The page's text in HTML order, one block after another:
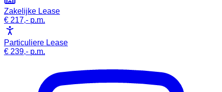
Zakelijke Lease
€ 217,- p.m.
Particuliere Lease
€ 239,- p.m.